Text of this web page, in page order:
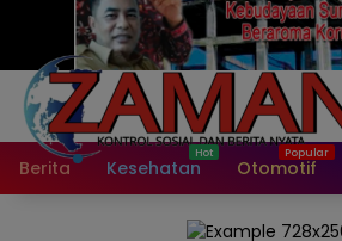
Berita Kesehatan Otomotif